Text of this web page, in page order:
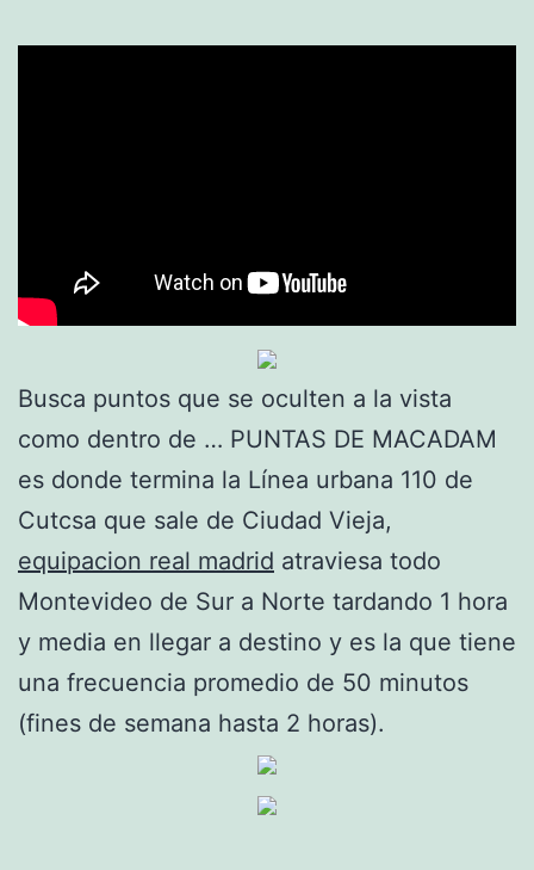
Busca puntos que se oculten a la vista
como dentro de … PUNTAS DE MACADAM
es donde termina la Línea urbana 110 de
Cutcsa que sale de Ciudad Vieja,
equipacion real madrid atraviesa todo
Montevideo de Sur a Norte tardando 1 hora
y media en llegar a destino y es la que tiene
una frecuencia promedio de 50 minutos
(fines de semana hasta 2 horas).